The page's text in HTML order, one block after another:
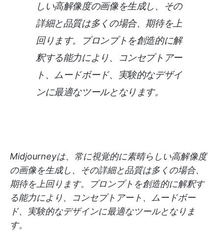
しい高解像度の画像を生成し、その
詳細と品質は多くの場合、期待を上
回ります。プロンプトを創造的に解
釈する能力により、コンセプトアー
ト、ムードボード、実験的なデザイ
ンに最適なツールとなります。
Midjourneyは、常に視覚的に素晴らしい高解像度
の画像を生成し、その詳細と品質は多くの場合、
期待を上回ります。プロンプトを創造的に解釈す
る能力により、コンセプトアート、ムードボー
ド、実験的なデザインに最適なツールとなりま
す。